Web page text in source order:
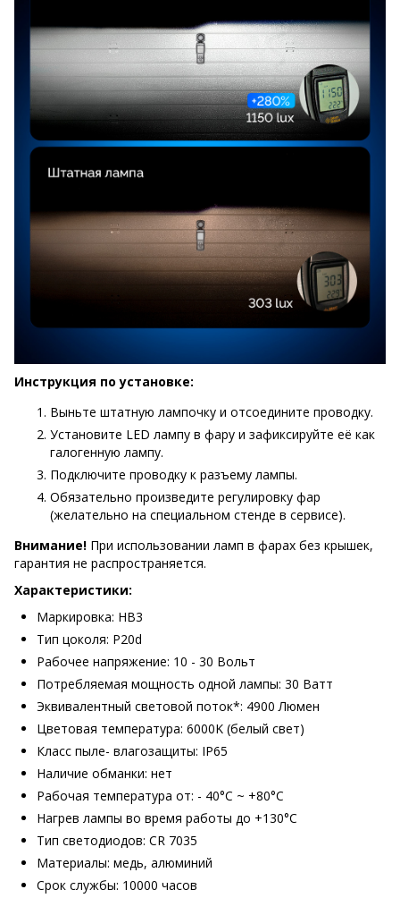
Инструкция по установке:
Выньте штатную лампочку и отсоедините проводку.
Установите LED лампу в фару и зафиксируйте её как
галогенную лампу.
Подключите проводку к разъему лампы.
Обязательно произведите регулировку фар
(желательно на специальном стенде в сервисе).
Внимание! При использовании ламп в фарах без крышек,
гарантия не распространяется.
Характеристики:
Маркировка: HB3
Тип цоколя: P20d
Рабочее напряжение: 10 - 30 Вольт
Потребляемая мощность одной лампы: 30 Ватт
Эквивалентный световой поток*: 4900 Люмен
Цветовая температура: 6000K (белый свет)
Класс пыле- влагозащиты: IP65
Наличие обманки: нет
Рабочая температура от: - 40°С ~ +80°С
Нагрев лампы во время работы до +130°С
Тип светодиодов: CR 7035
Материалы: медь, алюминий
Срок службы: 10000 часов